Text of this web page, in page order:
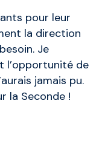
pour leur
la direction
Je
l’opportunité de
jamais pu.
la Seconde !